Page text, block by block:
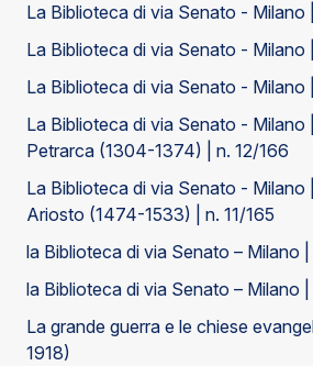
La Biblioteca di via Senato - Milano
La Biblioteca di via Senato - Milano
La Biblioteca di via Senato -
La Biblioteca di via Senato -
Petrarca (1304-1374) | n. 12/166
La Biblioteca di via Senato -
Ariosto (1474-1533) | n. 11/165
la Biblioteca di via Senato – Milano
la Biblioteca di via Senato – Milano
La grande guerra e le chiese
1918)